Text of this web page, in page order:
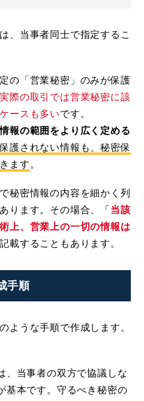
、当事者同士で指定するこ
の「営業秘密」のみが保護
実際の取引では営業秘密に該
ースも多いです。
報の範囲をより広く定める
護されない情報も、秘密保
ます 。
秘密情報の内容を細かく列
ります。その場合、「 当該
上、営業上の一切の情報は
載することもあります。
手順
ような手順で作成します。
、当事者の双方で協議しな
基本です。守るべき秘密の